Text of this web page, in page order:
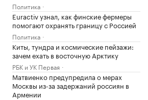
Политика
Euractiv узнал, как финские фермеры
помогают охранять границу с Россией
Политика
Киты, тундра и космические пейзажи:
зачем ехать в восточную Арктику
РБК и УК Первая
Матвиенко предупредила о мерах
Москвы из-за задержаний россиян в
Армении